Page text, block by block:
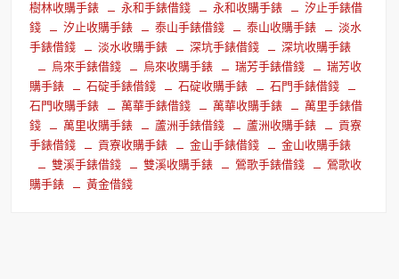
樹林收購手錶
永和手錶借錢 永和收購手錶
汐止手錶借
錢
汐止收購手錶 泰山手錶借錢 泰山收購手錶
淡水
手錶借錢
淡水收購手錶 深坑手錶借錢
深坑收購手錶
烏來手錶借錢
烏來收購手錶 瑞芳手錶借錢
瑞芳收
購手錶
石碇手錶借錢 石碇收購手錶
石門手錶借錢
石門收購手錶
萬華手錶借錢 萬華收購手錶
萬里手錶借
錢
萬里收購手錶 蘆洲手錶借錢 蘆洲收購手錶
貢寮
手錶借錢
貢寮收購手錶 金山手錶借錢
金山收購手錶
雙溪手錶借錢
雙溪收購手錶 鶯歌手錶借錢
鶯歌收
購手錶
黃金借錢